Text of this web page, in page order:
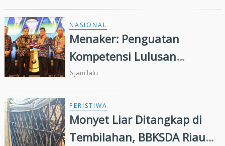
Rakyat di Kuansing
NASIONAL
Menaker: Penguatan
Kompetensi Lulusan
Perguruan Tinggi Penting
untuk Menjawab Kebutuhan
Dunia Kerja
6 jam lalu
PERISTIWA
Monyet Liar Ditangkap di
Tembilahan, BBKSDA Riau